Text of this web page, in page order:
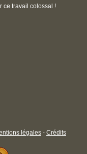
ce travail colossal !
légales - Crédits